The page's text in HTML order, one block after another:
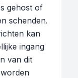
gehost of
schenden.
kan
ingang
van dit